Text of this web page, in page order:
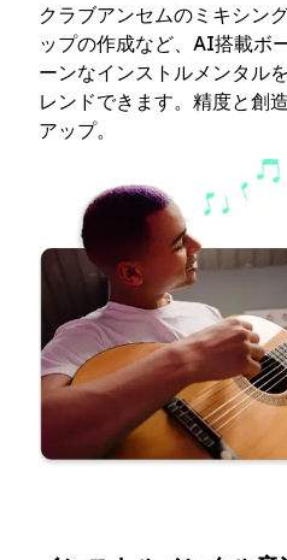
クラブアンセムのミキシン
ップの作成など、AI搭載ボ
ーンなインストルメンタル
レンドできます。精度と創
アップ。